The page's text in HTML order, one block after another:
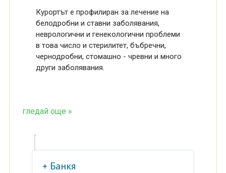
Курортът е профилиран за лечение на
белодробни и ставни заболявания,
неврологични и генекологични проблеми
в това число и стерилитет, бъбречни,
чернодробни, стомашно - чревни и много
други заболявания.
гледай още »
+ Банкя